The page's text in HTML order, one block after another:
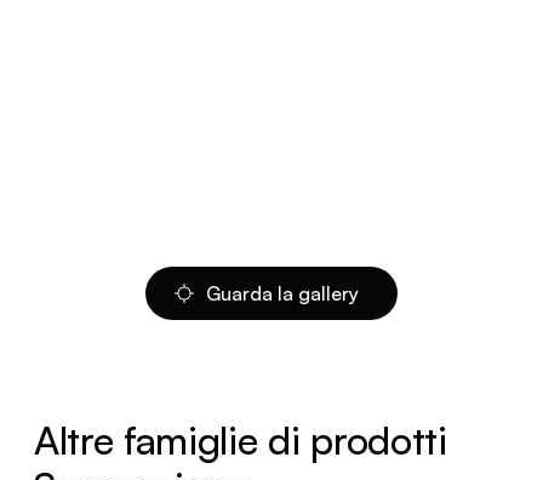
Guarda la gallery
Altre famiglie di prodotti